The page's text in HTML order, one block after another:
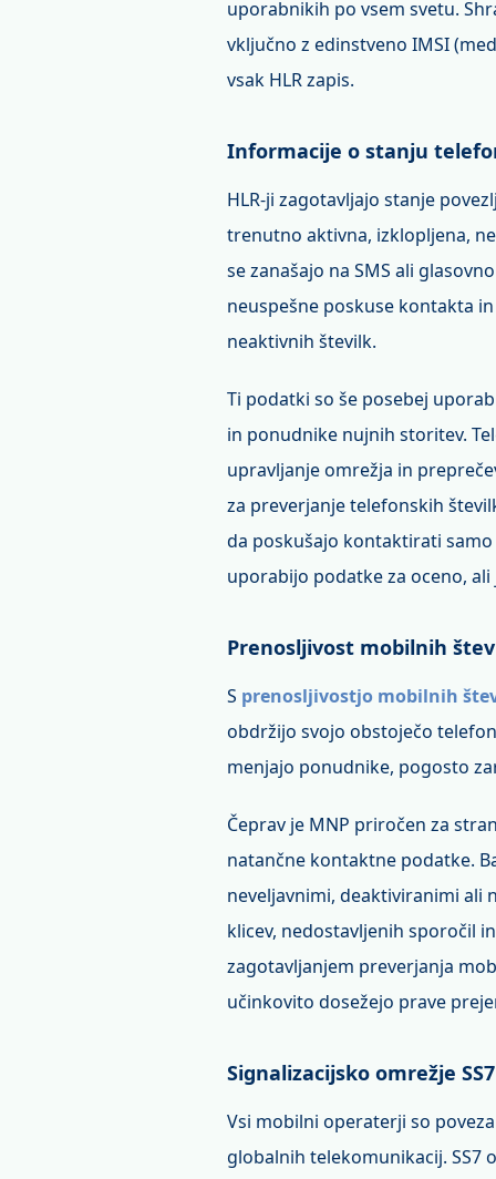
uporabnikih po vsem svetu.
vključno z edinstveno IMSI
vsak HLR zapis.
Informacije o stanju
HLR-ji zagotavljajo stanje
trenutno aktivna, izklopljena,
se zanašajo na SMS ali
neuspešne poskuse kontakta
neaktivnih številk.
Ti podatki so še posebej
in ponudnike nujnih storitev.
upravljanje omrežja in
za preverjanje telefonskih
da poskušajo kontaktirati
uporabijo podatke za oceno,
Prenosljivost mobilnih
S prenosljivostjo mobilnih
obdržijo svojo obstoječo
menjajo ponudnike, pogosto
Čeprav je MNP priročen za
natančne kontaktne podatke.
neveljavnimi, deaktiviranimi ali
klicev, nedostavljenih sporočil
zagotavljanjem preverjanja
učinkovito dosežejo prave
Signalizacijsko omrežje SS7
Vsi mobilni operaterji so
globalnih telekomunikacij. SS7